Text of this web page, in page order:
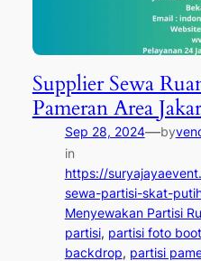
Supplier Sewa
Pameran Area
Sep 28, 2024—by
in
https://
sewa-partisi-skat-
Menyewakan Partisi
partisi, partisi foto
backdrop, partisi